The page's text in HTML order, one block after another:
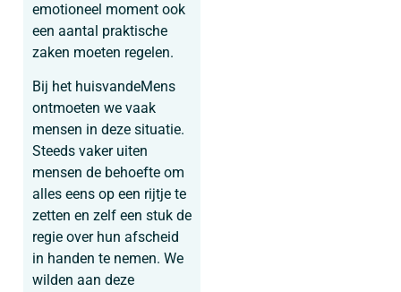
emotioneel moment ook
een aantal praktische
zaken moeten regelen.
Bij het huisvandeMens
ontmoeten we vaak
mensen in deze situatie.
Steeds vaker uiten
mensen de behoefte om
alles eens op een rijtje te
zetten en zelf een stuk de
regie over hun afscheid
in handen te nemen. We
wilden aan deze